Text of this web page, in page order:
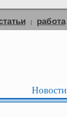
| работа
Новости